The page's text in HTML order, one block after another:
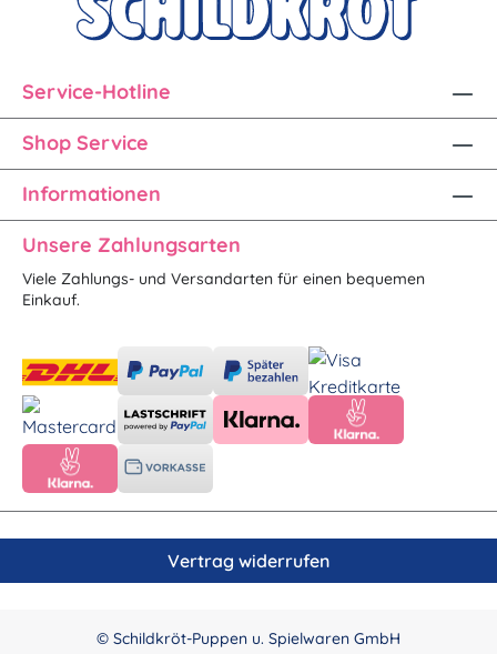
Service-Hotline
Shop Service
Informationen
Unsere Zahlungsarten
Viele Zahlungs- und Versandarten für einen bequemen
Einkauf.
Vertrag widerrufen
© Schildkröt-Puppen u. Spielwaren GmbH